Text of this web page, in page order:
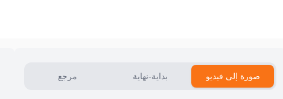
صورة إلى فيديو بداية-نهاية مرجع